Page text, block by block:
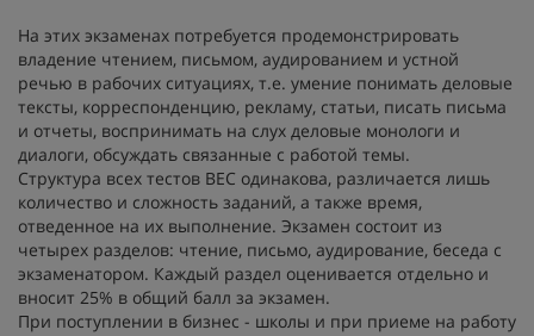
На этих экзаменах потребуется продемонстрировать
владение чтением, письмом, аудированием и устной
речью в рабочих ситуациях, т.е. умение понимать деловые
тексты, корреспонденцию, рекламу, статьи, писать письма
и отчеты, воспринимать на слух деловые монологи и
диалоги, обсуждать связанные с работой темы.
Структура всех тестов BEC одинакова, различается лишь
количество и сложность заданий, а также время,
отведенное на их выполнение. Экзамен состоит из
четырех разделов: чтение, письмо, аудирование, беседа с
экзаменатором. Каждый раздел оценивается отдельно и
вносит 25% в общий балл за экзамен.
При поступлении в бизнес - школы и при приеме на работу